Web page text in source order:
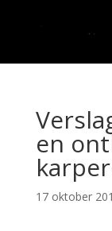
en
17 oktober